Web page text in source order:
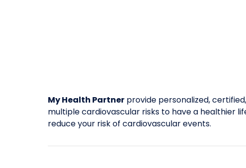
My Health Partner provide personalized,
multiple cardiovascular risks to have a healthier
reduce your risk of cardiovascular events.